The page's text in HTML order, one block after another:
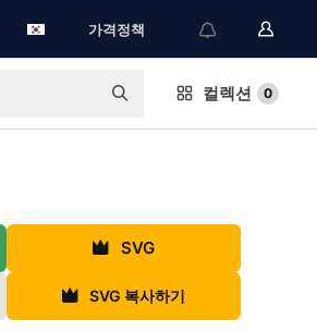
가격정책
컬렉션 0
SVG
SVG 복사하기